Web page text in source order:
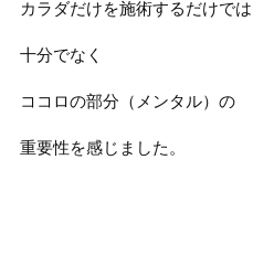
カラダだけを施術するだけでは
十分でなく
ココロの部分（メンタル）の
重要性を感じました。